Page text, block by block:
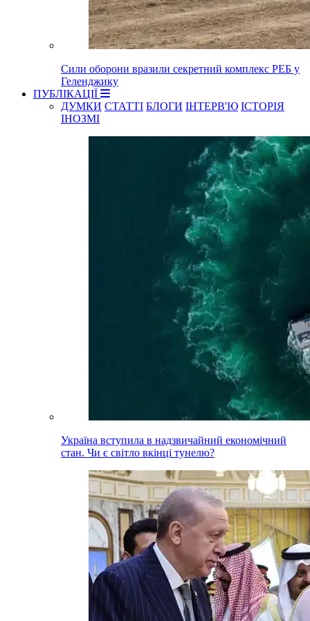
Сили оборони вразили секретний комплекс РЕБ у
Геленджику
ПУБЛІКАЦІЇ
ДУМКИ СТАТТІ БЛОГИ ІНТЕРВ'Ю ІСТОРІЯ
ІНОЗМІ
Україна вступила в надзвичайний економічний
стан. Чи є світло вкінці тунелю?